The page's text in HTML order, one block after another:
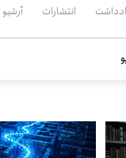
انتشارات آرشیو